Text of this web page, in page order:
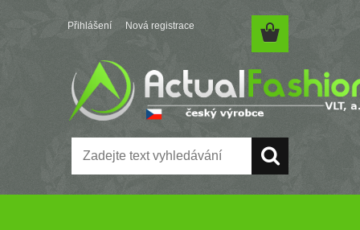
Přihlášení Nová registrace